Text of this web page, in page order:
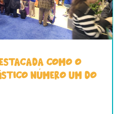
COMO O
NÚMERO UM DO